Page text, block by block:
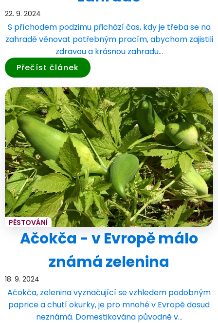
22. 9. 2024
S příchodem podzimu přichází čas, kdy je třeba se na
zahradě věnovat potřebným pracím, abychom zajistili
zdravou a krásnou zahradu…
Přečíst článek
PĚSTOVÁNÍ
Ačokča - v Evropě málo
známá zelenina
18. 9. 2024
Ačokča, zelenina vyznačující se vzhledem podobným
paprice a chutí okurky, je pro mnohé v Evropě dosud
neznámá. Domestikována původně v…